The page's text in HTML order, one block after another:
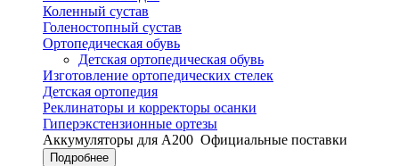
Коленный сустав
Голеностопный сустав
Ортопедическая обувь
Детская ортопедическая обувь
Изготовление ортопедических стелек
Детская ортопедия
Реклинаторы и корректоры осанки
Гиперэкстензионные ортезы
Аккумуляторы для А200 Официальные поставки
Подробнее